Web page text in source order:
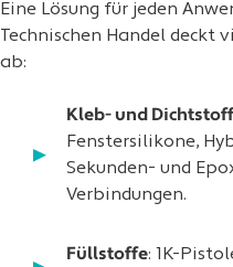
Eine Lösung für jeden
Technischen Handel
ab:
Kleb- und
Fenstersilikone,
Sekunden- und
Verbindungen.
Füllstoffe: 1K-